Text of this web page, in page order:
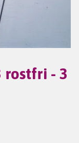
rostfri - 3